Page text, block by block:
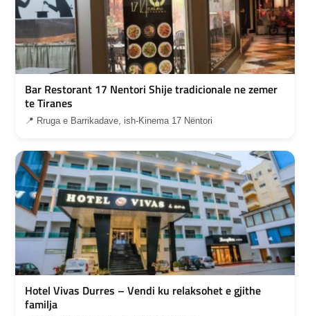
Bar Restorant 17 Nentori Shije tradicionale ne zemer
te Tiranes
📍 Rruga e Barrikadave, ish-Kinema 17 Nëntori
Hotel Vivas Durres – Vendi ku relaksohet e gjithe
familja